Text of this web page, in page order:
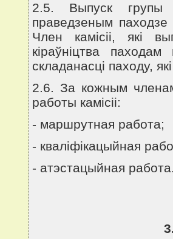
2.5. Выпуск групы
праведзеным
Член камiсii, якi
кiраўнiцтва
складанасцi паходу,
2.6. За кожным
работы камiсii:
- маршрутная работа;
- квалiфiкацыйная
- атэстацыйная